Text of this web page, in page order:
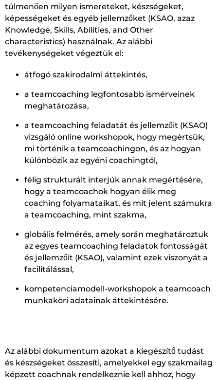
túlmenően milyen ismereteket, készségeket,
képességeket és egyéb jellemzőket (KSAO, azaz
Knowledge, Skills, Abilities, and Other
characteristics) használnak. Az alábbi
tevékenységeket végeztük el:
átfogó szakirodalmi áttekintés,
a teamcoaching legfontosabb ismérveinek
meghatározása,
a teamcoaching feladatát és jellemzőit (KSAO)
vizsgáló online workshopok, hogy megértsük,
mi történik a teamcoachingon, és az hogyan
különbözik az egyéni coachingtól,
félig strukturált interjúk annak megértésére,
hogy a teamcoachok hogyan élik meg
coaching folyamataikat, és mit jelent számukra
a teamcoaching, mint szakma,
globális felmérés, amely során meghatároztuk
az egyes teamcoaching feladatok fontosságát
és jellemzőit (KSAO), valamint ezek viszonyát a
facilitálással,
kompetenciamodell-workshopok a teamcoach
munkaköri adatainak áttekintésére.
Az alábbi dokumentum azokat a kiegészítő tudást
és készségeket összesíti, amelyekkel egy szakmailag
képzett coachnak rendelkeznie kell ahhoz, hogy